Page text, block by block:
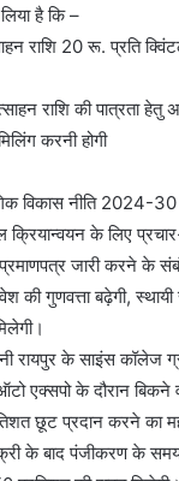
है कि –
राशि 20 रू. प्रति
राशि की पात्रता
करनी होगी
विकास नीति 2024-30
के लिए प्रचार-
जारी करने के
की गुणवत्ता बढ़ेगी,
रायपुर के साइंस कॉलेज
एक्सपो के दौरान बिकने
छूट प्रदान करने का
के बाद पंजीकरण के